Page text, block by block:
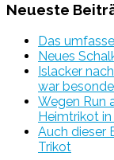
Neueste
Das
Neues
Islacker
war
Wegen Run
Heimtrikot
Auch dieser
Trikot